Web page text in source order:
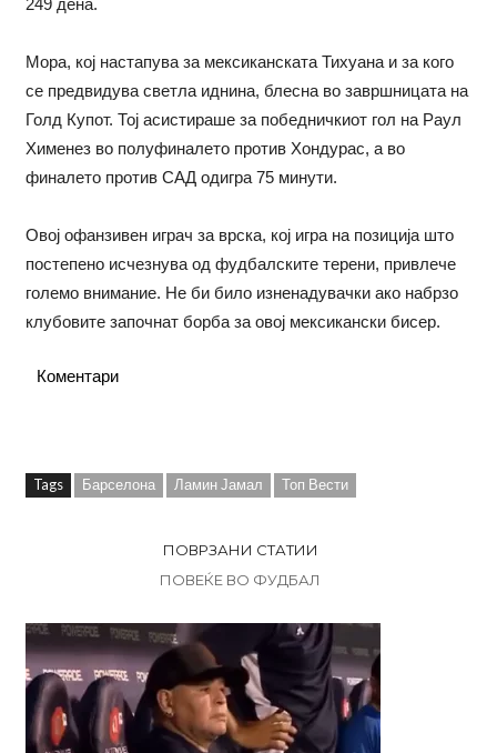
Мора, кој настапува за мексиканската Тихуана и за кого
се предвидува светла иднина, блесна во завршницата на
Голд Купот. Тој асистираше за победничкиот гол на Раул
Хименез во полуфиналето против Хондурас, а во
финалето против САД одигра 75 минути.
Овој офанзивен играч за врска, кој игра на позиција што
постепено исчезнува од фудбалските терени, привлече
големо внимание. Не би било изненадувачки ако набрзо
клубовите започнат борба за овој мексикански бисер.
Коментари
Tags Барселона Ламин Јамал Топ Вести
ПОВРЗАНИ СТАТИИ
ПОВЕЌЕ ВО ФУДБАЛ